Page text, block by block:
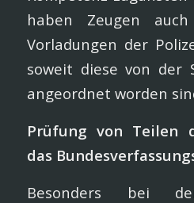
haben Zeugen
Vorladungen der
soweit diese von der
angeordnet worden
Prüfung von Teilen
das
Besonders bei